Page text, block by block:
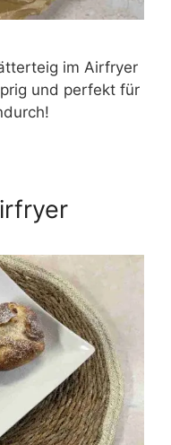
im Airfryer
und perfekt für